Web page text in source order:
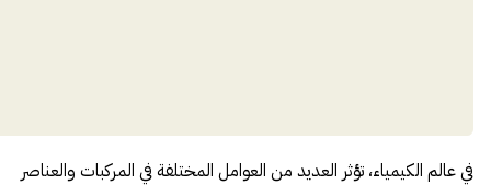
في عالم الكيمياء، تؤثر العديد من العوامل المختلفة في المركبات والعناصر